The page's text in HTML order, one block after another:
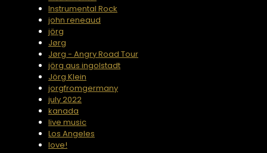
Instrumental Rock
john reneaud
jörg
Jørg
Jørg - Angry Road Tour
jörg aus ingolstadt
Jörg Klein
jorgfromgermany
july 2022
kanada
live music
Los Angeles
love!